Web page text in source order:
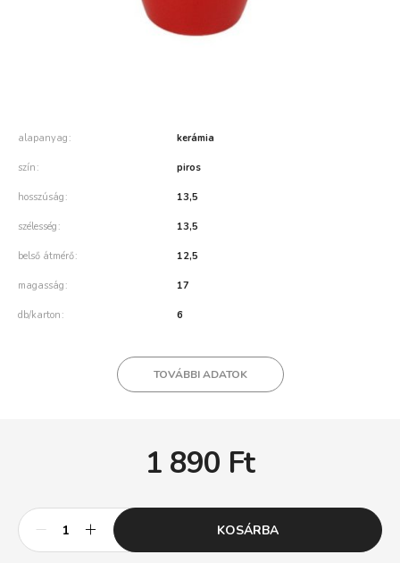
alapanyag kerámia
szín piros
hosszúság 13,5
szélesség 13,5
belső átmérő 12,5
magasság 17
db/karton 6
TOVÁBBI ADATOK
1 890 Ft
KOSÁRBA